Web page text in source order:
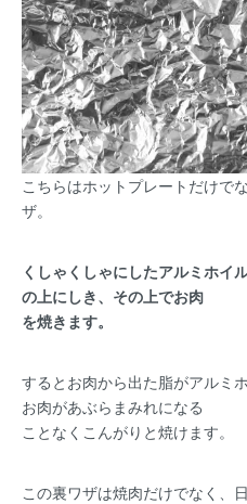
こちらはホットプレートだけで
ザ。
くしゃくしゃにしたアルミホイ
の上にしき、その上でお肉
を焼きます。
するとお肉から出た脂がアルミ
お肉があぶらまみれになる
ことなくこんがりと焼けます。
この裏ワザは焼肉だけでなく、